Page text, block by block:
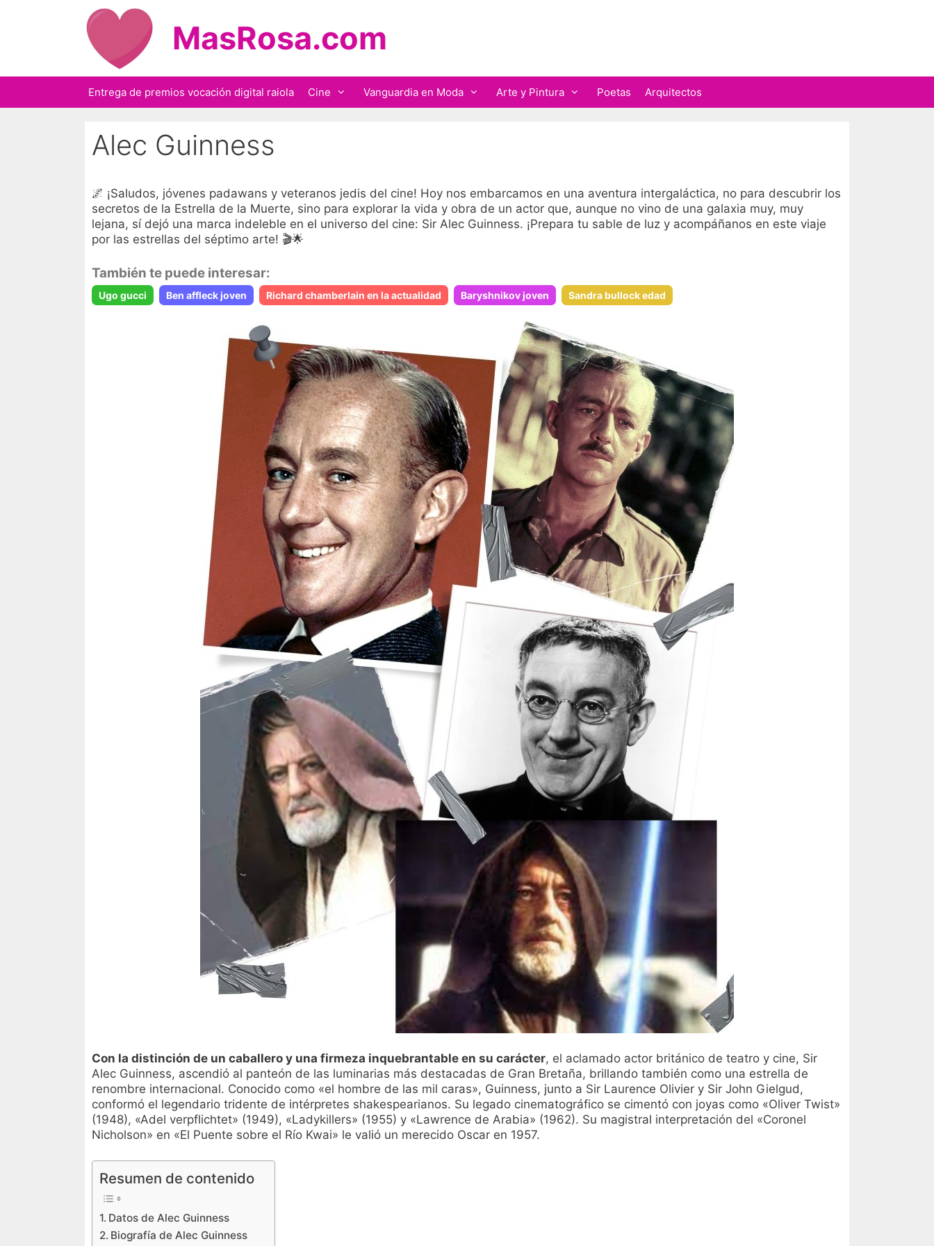
MasRosa.com
Entrega de premios vocación digital raiola Cine Vanguardia en Moda Arte y Pintura Poetas Arquitectos
Alec Guinness
🌌 ¡Saludos, jóvenes padawans y veteranos jedis del cine! Hoy nos embarcamos en una aventura intergaláctica, no para descubrir los
secretos de la Estrella de la Muerte, sino para explorar la vida y obra de un actor que, aunque no vino de una galaxia muy, muy
lejana, sí dejó una marca indeleble en el universo del cine: Sir Alec Guinness. ¡Prepara tu sable de luz y acompáñanos en este viaje
por las estrellas del séptimo arte! 🎬🌟
También te puede interesar:
Ugo gucci Ben affleck joven Richard chamberlain en la actualidad Baryshnikov joven Sandra bullock edad
Con la distinción de un caballero y una firmeza inquebrantable en su carácter, el aclamado actor británico de teatro y cine, Sir
Alec Guinness, ascendió al panteón de las luminarias más destacadas de Gran Bretaña, brillando también como una estrella de
renombre internacional. Conocido como «el hombre de las mil caras», Guinness, junto a Sir Laurence Olivier y Sir John Gielgud,
conformó el legendario tridente de intérpretes shakespearianos. Su legado cinematográfico se cimentó con joyas como «Oliver Twist»
(1948), «Adel verpflichtet» (1949), «Ladykillers» (1955) y «Lawrence de Arabia» (1962). Su magistral interpretación del «Coronel
Nicholson» en «El Puente sobre el Río Kwai» le valió un merecido Oscar en 1957.
Resumen de contenido
Datos de Alec Guinness
Biografía de Alec Guinness